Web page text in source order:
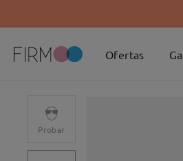
Ofertas
Probar